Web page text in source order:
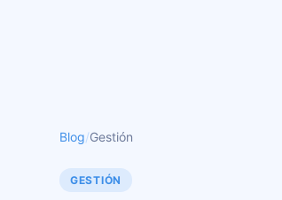
Blog/Gestión
GESTIÓN